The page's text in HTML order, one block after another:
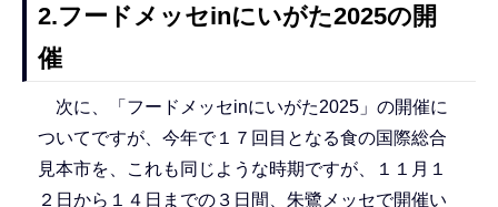
2.フードメッセinにいがた2025の開
催
次に、「フードメッセinにいがた2025」の開催に
ついてですが、今年で１７回目となる食の国際総合
見本市を、これも同じような時期ですが、１１月１
２日から１４日までの３日間、朱鷺メッセで開催い